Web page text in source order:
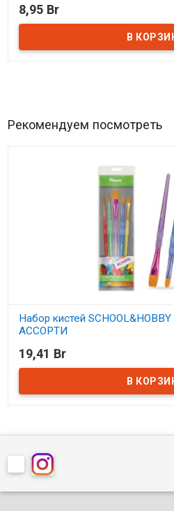
В наличии
8,95 Br
Рекомендуем посмотреть
Набор кистей
АССОРТИ
В наличии
19,41 Br